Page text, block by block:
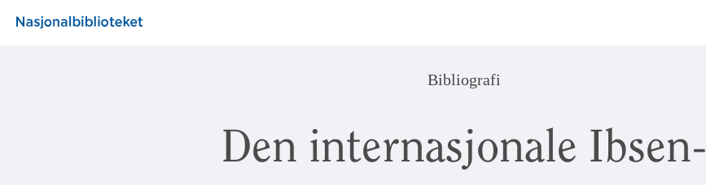
Bibliografi
Den internasjonale Ibsen-